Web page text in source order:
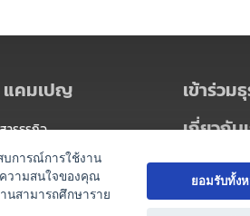
แคมเปญ
ารธุรกิจ
เข้าร่วม
เกี่ยวกับ
เกี่ยวกับ
นโยบายควา
บการณ์การใช้งาน
วามสนใจของคุณ
สามารถศึกษาราย
ยอมรับทั้ง